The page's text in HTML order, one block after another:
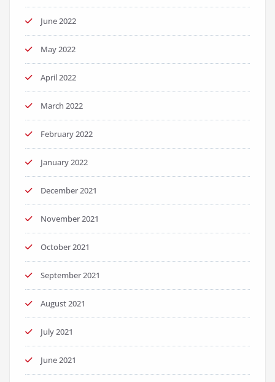
June 2022
May 2022
April 2022
March 2022
February 2022
January 2022
December 2021
November 2021
October 2021
September 2021
August 2021
July 2021
June 2021